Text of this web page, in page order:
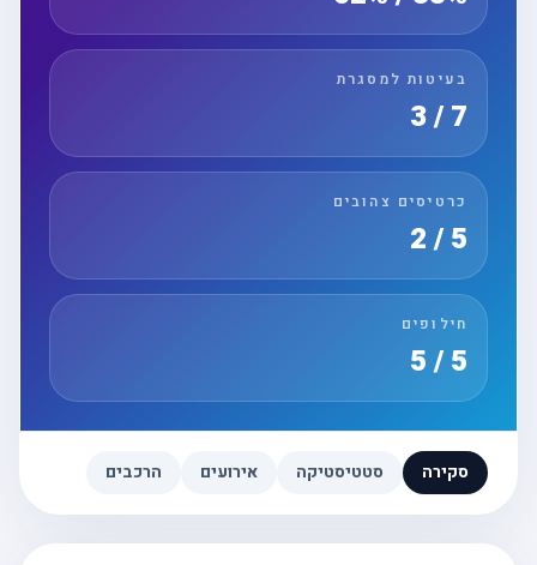
בעיטות למסגרת
כרטיסים צהובים
חילופים
סקירה סטטיסטיקה אירועים הרכבים